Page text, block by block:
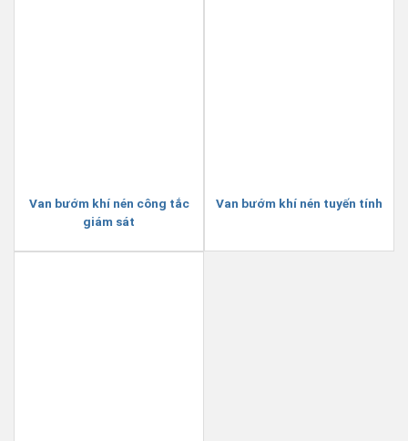
Van bướm khí nén công tắc
giám sát
Van bướm khí nén tuyến tính